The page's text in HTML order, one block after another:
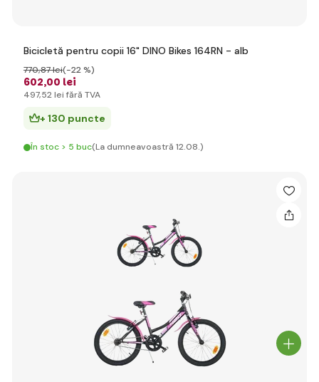
Bicicletă pentru copii 16" DINO Bikes 164RN - alb
602,00 lei
770,87 lei(-22 %)
497,52 lei fără TVA
+ 130 puncte
În stoc > 5 buc(La dumneavoastră 12.08.)